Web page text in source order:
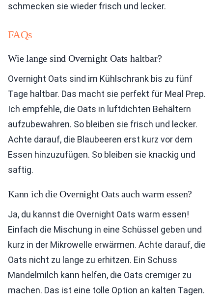
schmecken sie wieder frisch und lecker.
FAQs
Wie lange sind Overnight Oats haltbar?
Overnight Oats sind im Kühlschrank bis zu fünf
Tage haltbar. Das macht sie perfekt für Meal Prep.
Ich empfehle, die Oats in luftdichten Behältern
aufzubewahren. So bleiben sie frisch und lecker.
Achte darauf, die Blaubeeren erst kurz vor dem
Essen hinzuzufügen. So bleiben sie knackig und
saftig.
Kann ich die Overnight Oats auch warm essen?
Ja, du kannst die Overnight Oats warm essen!
Einfach die Mischung in eine Schüssel geben und
kurz in der Mikrowelle erwärmen. Achte darauf, die
Oats nicht zu lange zu erhitzen. Ein Schuss
Mandelmilch kann helfen, die Oats cremiger zu
machen. Das ist eine tolle Option an kalten Tagen.